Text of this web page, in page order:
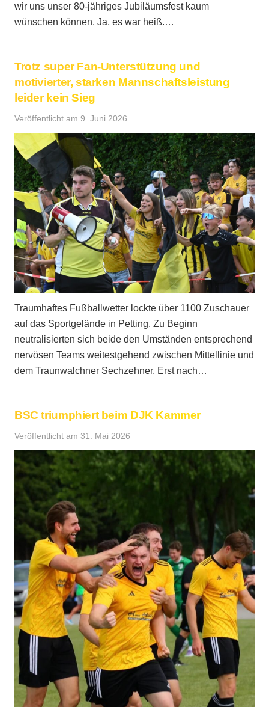
wir uns unser 80-jähriges Jubiläumsfest kaum
wünschen können. Ja, es war heiß.…
Trotz super Fan-Unterstützung und
motivierter, starken Mannschaftsleistung
leider kein Sieg
Veröffentlicht am 9. Juni 2026
Traumhaftes Fußballwetter lockte über 1100 Zuschauer
auf das Sportgelände in Petting. Zu Beginn
neutralisierten sich beide den Umständen entsprechend
nervösen Teams weitestgehend zwischen Mittellinie und
dem Traunwalchner Sechzehner. Erst nach…
BSC triumphiert beim DJK Kammer
Veröffentlicht am 31. Mai 2026